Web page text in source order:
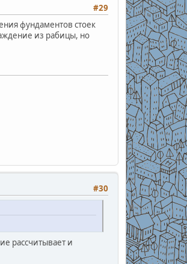
#29
фундаментов стоек
из рабицы, но
#30
рассчитывает и